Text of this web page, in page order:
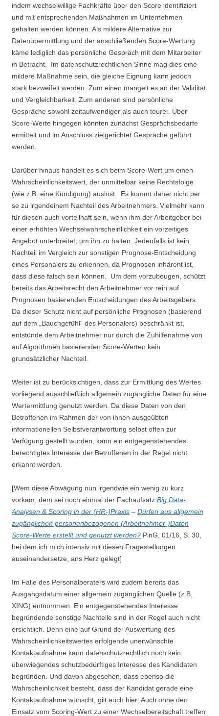
indem wechselwillige Fachkräfte über den Score identifiziert
und mit entsprechenden Maßnahmen im Unternehmen
gehalten werden können. Als mildere Alternative zur
Datenübermittlung und der anschließenden Score-Wertung
käme lediglich das persönliche Gespräch mit dem Mitarbeiter
in Betracht. Im datenschutzrechtlichen Sinne mag dies eine
mildere Maßnahme sein, die gleiche Eignung kann jedoch
stark bezweifelt werden. Zum einen mangelt es an der Validität
und Vergleichbarkeit. Zum anderen sind persönliche
Gespräche sowohl zeitaufwendiger als auch teurer. Über
Score-Werte hingegen könnten zunächst Gesprächsbedarfe
ermittelt und im Anschluss zielgerichtet Gespräche geführt
werden.
Darüber hinaus handelt es sich beim Score-Wert um einen
Wahrscheinlichkeitswert, der unmittelbar keine Rechtsfolge
(wie z.B. eine Kündigung) auslöst. Es kommt daher nicht per
se zu irgendeinem Nachteil des Arbeitnehmers. Vielmehr kann
für diesen auch vorteilhaft sein, wenn ihm der Arbeitgeber bei
einer erhöhten Wechselwahrscheinlichkeit ein vorzeitiges
Angebot unterbreitet, um ihn zu halten. Jedenfalls ist kein
Nachteil im Vergleich zur sonstigen Prognose-Entscheidung
eines Personalers zu erkennen, da Prognosen inhärent ist,
dass diese falsch sein können. Um dem vorzubeugen, schützt
bereits das Arbeitsrecht den Arbeitnehmer vor rein auf
Prognosen basierenden Entscheidungen des Arbeitsgebers.
Da dieser Schutz nicht auf persönliche Prognosen (basierend
auf dem „Bauchgefühl“ des Personalers) beschränkt ist,
entstünde dem Arbeitnehmer nur durch die Zuhilfenahme von
auf Algorithmen basierenden Score-Werten kein
grundsätzlicher Nachteil.
Weiter ist zu berücksichtigen, dass zur Ermittlung des Wertes
vorliegend ausschließlich allgemein zugängliche Daten für eine
Wertermittlung genutzt werden. Da diese Daten von den
Betroffenen im Rahmen der von ihnen ausgeübten
informationellen Selbstverantwortung selbst offen zur
Verfügung gestellt wurden, kann ein entgegenstehendes
berechtigtes Interesse der Betroffenen in der Regel nicht
erkannt werden.
[Wem diese Abwägung nun irgendwie ein wenig zu kurz
vorkam, dem sei noch einmal der Fachaufsatz Big Data-
Analysen & Scoring in der (HR-)Praxis – Dürfen aus allgemein
zugänglichen personenbezogenen (Arbeitnehmer-)Daten
Score-Werte erstellt und genutzt werden? PinG, 01/16, S. 30,
bei dem ich mich intensiv mit diesen Fragestellungen
auseinandersetze, ans Herz gelegt]
Im Falle des Personalberaters wird zudem bereits das
Ausgangsdatum einer allgemein zugänglichen Quelle (z.B.
XING) entnommen. Ein entgegenstehendes Interesse
begründende sonstige Nachteile sind in der Regel auch nicht
ersichtlich. Denn eine auf Grund der Auswertung des
Wahrscheinlichkeitswertes erfolgende unerwünschte
Kontaktaufnahme kann datenschutzrechtlich noch kein
überwiegendes schutzbedürftiges Interesse des Kandidaten
begründen. Und davon abgesehen, dass ebenso die
Wahrscheinlichkeit besteht, dass der Kandidat gerade eine
Kontaktaufnahme wünscht, gilt auch hier: Auch ohne den
Einsatz vom Scoring-Wert zu einer Wechselbereitschaft treffen